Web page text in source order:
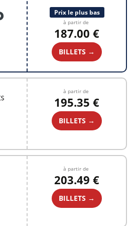
Prix le plus bas
à partir de
187.00 €
BILLETS →
à partir de
195.35 €
BILLETS →
à partir de
203.49 €
BILLETS →